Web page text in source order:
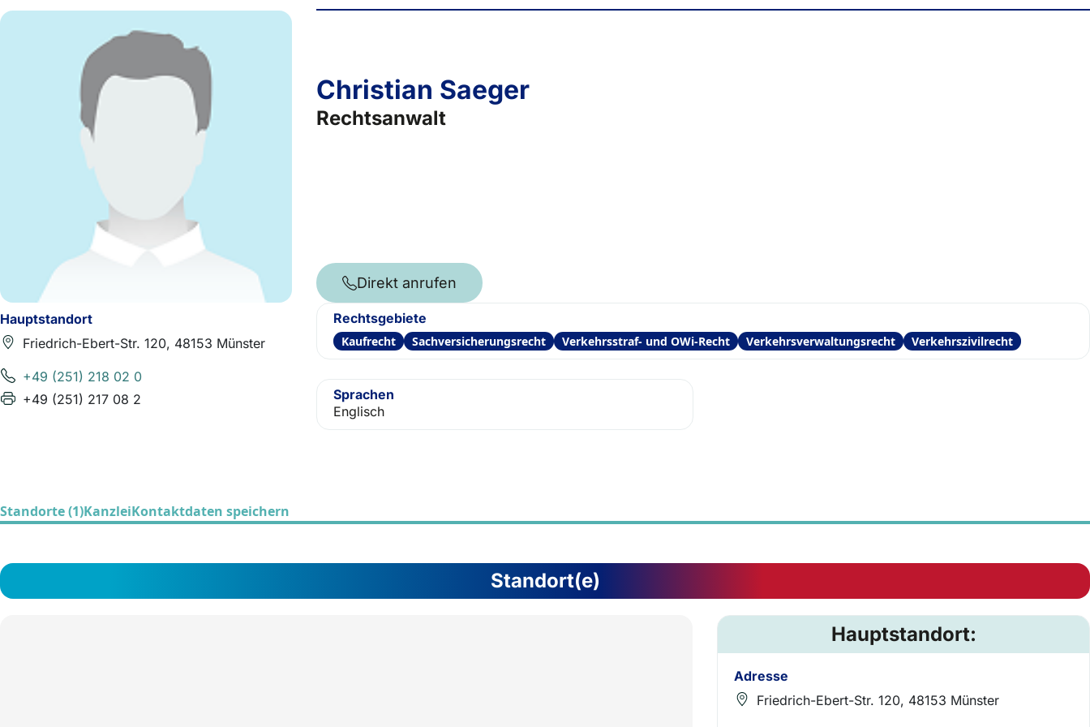
Hauptstandort
Friedrich-Ebert-Str. 120, 48153 Münster
+49 (251) 218 02 0
+49 (251) 217 08 2
Christian Saeger
Rechtsanwalt
Direkt anrufen
Rechtsgebiete
Kaufrecht Sachversicherungsrecht Verkehrsstraf- und OWi-Recht Verkehrsverwaltungsrecht Verkehrszivilrecht
Sprachen
Englisch
Standorte (1)KanzleiKontaktdaten speichern
Standort(e)
Hauptstandort:
Adresse
Friedrich-Ebert-Str. 120, 48153 Münster